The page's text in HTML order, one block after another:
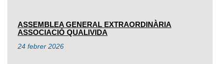
ASSEMBLEA GENERAL EXTRAORDINÀRIA
ASSOCIACIÓ QUALIVIDA
24 febrer 2026